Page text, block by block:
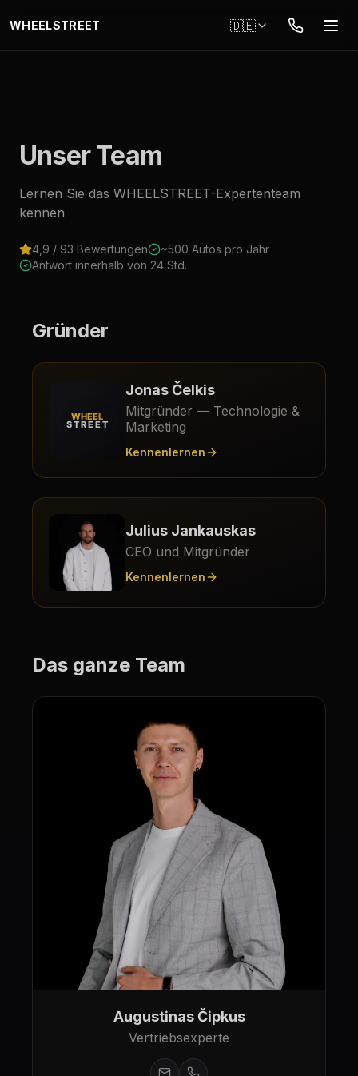
WHEELSTREET 🇩🇪
Unser Team
Lernen Sie das WHEELSTREET-Expertenteam
kennen
4,9 / 93 Bewertungen
~500 Autos pro Jahr
Antwort innerhalb von 24 Std.
Gründer
Jonas Čelkis
Mitgründer — Technologie &
Marketing
Kennenlernen
Julius Jankauskas
CEO und Mitgründer
Kennenlernen
Das ganze Team
Augustinas Čipkus
Vertriebsexperte